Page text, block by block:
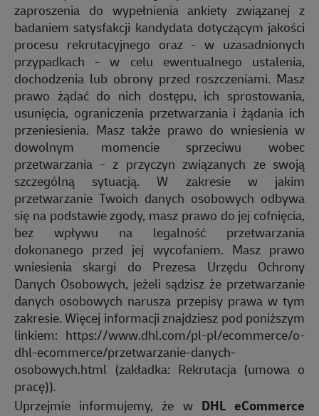
zaproszenia do wypełnienia ankiety związanej z
badaniem satysfakcji kandydata dotyczącym jakości
procesu rekrutacyjnego oraz - w uzasadnionych
przypadkach - w celu ewentualnego ustalenia,
dochodzenia lub obrony przed roszczeniami. Masz
prawo żądać do nich dostępu, ich sprostowania,
usunięcia, ograniczenia przetwarzania i żądania ich
przeniesienia. Masz także prawo do wniesienia w
dowolnym momencie sprzeciwu wobec
przetwarzania - z przyczyn związanych ze swoją
szczególną sytuacją. W zakresie w jakim
przetwarzanie Twoich danych osobowych odbywa
się na podstawie zgody, masz prawo do jej cofnięcia,
bez wpływu na legalność przetwarzania
dokonanego przed jej wycofaniem. Masz prawo
wniesienia skargi do Prezesa Urzędu Ochrony
Danych Osobowych, jeżeli sądzisz że przetwarzanie
danych osobowych narusza przepisy prawa w tym
zakresie. Więcej informacji znajdziesz pod poniższym
linkiem: https://www.dhl.com/pl-pl/ecommerce/o-
dhl-ecommerce/przetwarzanie-danych-
osobowych.html (zakładka: Rekrutacja (umowa o
pracę)).
Uprzejmie informujemy, że w DHL eCommerce